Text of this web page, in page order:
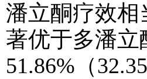
潘立酮疗效相
著优于多潘
51.86%（